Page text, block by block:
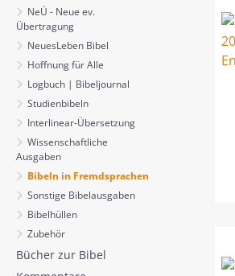
NeÜ - Neue ev.
Übertragung
NeuesLeben Bibel
Hoffnung für Alle
Logbuch | Bibeljournal
Studienbibeln
Interlinear-Übersetzung
Wissenschaftliche
Ausgaben
Bibeln in Fremdsprachen
Sonstige Bibelausgaben
Bibelhüllen
Zubehör
Bücher zur Bibel